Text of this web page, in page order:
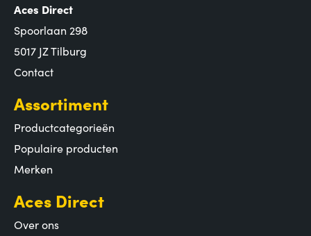
Aces Direct
Spoorlaan 298
5017 JZ Tilburg
Contact
Assortiment
Productcategorieën
Populaire producten
Merken
Aces Direct
Over ons